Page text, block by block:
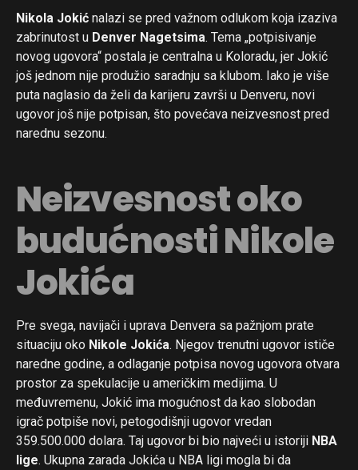
Nikola Jokić nalazi se pred važnom odlukom koja izaziva
zabrinutost u Denver Nagetsima. Tema „potpisivanje
novog ugovora“ postala je centralna u Koloradu, jer Jokić
još jednom nije produžio saradnju sa klubom. Iako je više
puta naglasio da želi da karijeru završi u Denveru, novi
ugovor još nije potpisan, što povećava neizvesnost pred
narednu sezonu.
Neizvesnost oko
budućnosti Nikole
Jokića
Pre svega, navijači i uprava Denvera sa pažnjom prate
situaciju oko Nikole Jokića. Njegov trenutni ugovor ističe
naredne godine, a odlaganje potpisa novog ugovora otvara
prostor za spekulacije u američkim medijima. U
međuvremenu, Jokić ima mogućnost da kao slobodan
igrač potpiše novi, petogodišnji ugovor vredan
359.500.000 dolara. Taj ugovor bi bio najveći u istoriji NBA
lige. Ukupna zarada Jokića u NBA ligi mogla bi da